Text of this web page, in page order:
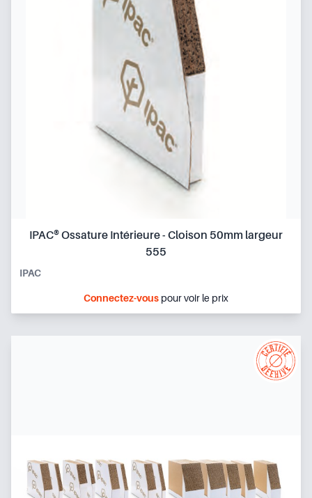
IPAC® Ossature Intérieure - Cloison 50mm largeur
555
IPAC
Connectez-vous pour voir le prix